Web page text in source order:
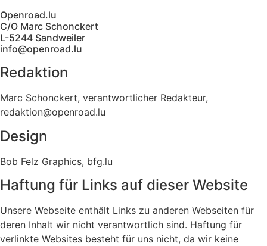
Openroad.lu
C/O Marc Schonckert
L-5244 Sandweiler
info@openroad.lu
Redaktion
Marc Schonckert, verantwortlicher Redakteur,
redaktion@openroad.lu
Design
Bob Felz Graphics, bfg.lu
Haftung für Links auf dieser Website
Unsere Webseite enthält Links zu anderen Webseiten für
deren Inhalt wir nicht verantwortlich sind. Haftung für
verlinkte Websites besteht für uns nicht, da wir keine